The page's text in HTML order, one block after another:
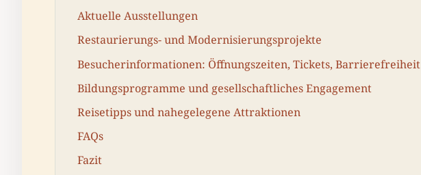
Aktuelle Ausstellungen
Restaurierungs- und Modernisierungsprojekte
Besucherinformationen: Öffnungszeiten, Tickets, Barrierefreiheit
Bildungsprogramme und gesellschaftliches Engagement
Reisetipps und nahegelegene Attraktionen
FAQs
Fazit